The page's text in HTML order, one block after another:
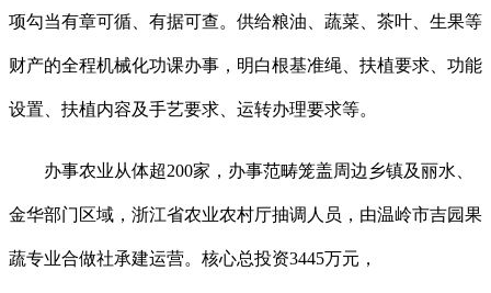
项勾当有章可循、有据可查。供给粮油、蔬菜、茶叶、生果等
财产的全程机械化功课办事，明白根基准绳、扶植要求、功能
设置、扶植内容及手艺要求、运转办理要求等。
办事农业从体超200家，办事范畴笼盖周边乡镇及丽水、
金华部门区域，浙江省农业农村厅抽调人员，由温岭市吉园果
蔬专业合做社承建运营。核心总投资3445万元，